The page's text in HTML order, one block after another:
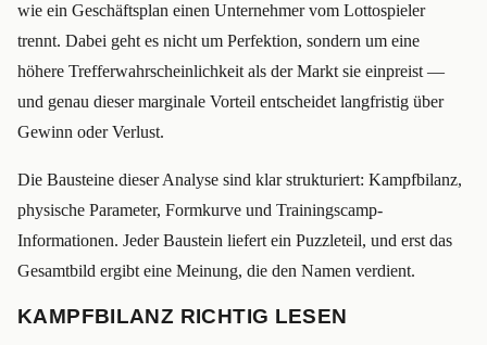
wie ein Geschäftsplan einen Unternehmer vom Lottospieler
trennt. Dabei geht es nicht um Perfektion, sondern um eine
höhere Trefferwahrscheinlichkeit als der Markt sie einpreist —
und genau dieser marginale Vorteil entscheidet langfristig über
Gewinn oder Verlust.
Die Bausteine dieser Analyse sind klar strukturiert: Kampfbilanz,
physische Parameter, Formkurve und Trainingscamp-
Informationen. Jeder Baustein liefert ein Puzzleteil, und erst das
Gesamtbild ergibt eine Meinung, die den Namen verdient.
KAMPFBILANZ RICHTIG LESEN